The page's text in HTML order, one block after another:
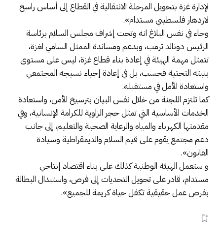
لإدارة غزة بتحويل المرحلة الانتقالية في القطاع إلى أساس راسخ
لازدهار فلسطيني مستدام».
وجاء في نفس البلاغ انه وتحت إشراف مجلس السلام برئاسة
الرئيس دونالد ترمب، وبدعم ومساندة الممثل السامي لغزة،
تتمثل مهمة الهيئة في إعادة بناء قطاع غزة، ليس على مستوى
بنيته التحتية فحسب، بل في إعادة إحياء نسيجه المجتمعي
واستعادة الأمل في مستقبله.
كما تلتزم اللجنة من خلال نفس البيان بترسيخ الأمن، واستعادة
الخدمات الأساسية التي تمثل حجر الزاوية للكرامة الإنسانية، وفي
مقدمتها الكهرباء والمياه والرعاية الصحية والتعليم، إلى جانب
دعم مجتمع يقوم على قيم السلام والديمقراطية وسيادة
القانون».
و ستعمل الهيئة الوطنية كذلك على بناء اقتصاد إنتاجي
مستدام، قادر على تحويل التحديات إلى فرص، واستبدال البطالة
بفرص عمل حقيقية تكفل حياة كريمة للجميع».